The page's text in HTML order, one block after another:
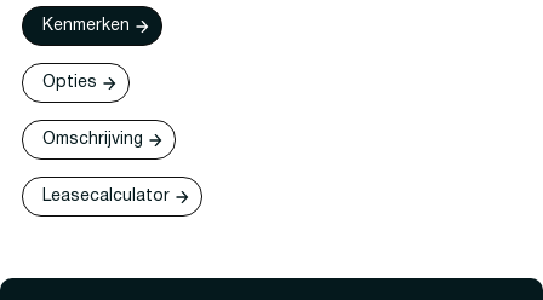
Kenmerken
Opties
Omschrijving
Leasecalculator